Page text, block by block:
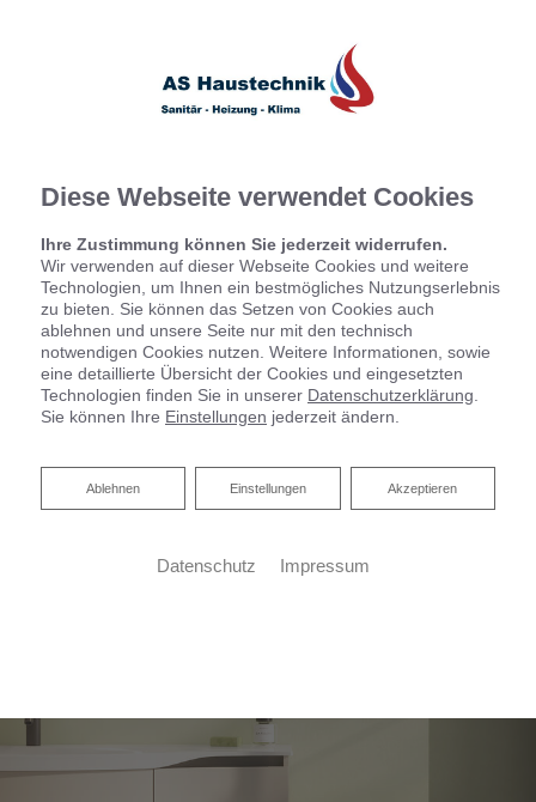
Diese Webseite verwendet Cookies
Ihre Zustimmung können Sie jederzeit widerrufen.
Wir verwenden auf dieser Webseite Cookies und weitere
Technologien, um Ihnen ein bestmögliches Nutzungserlebnis
zu bieten. Sie können das Setzen von Cookies auch
ablehnen und unsere Seite nur mit den technisch
notwendigen Cookies nutzen. Weitere Informationen, sowie
eine detaillierte Übersicht der Cookies und eingesetzten
Technologien finden Sie in unserer Datenschutzerklärung
Sie können Ihre Einstellungen jederzeit ändern.
Akzeptieren
Einstellungen
Ablehnen
Ablehnen
Datenschutz Impressum